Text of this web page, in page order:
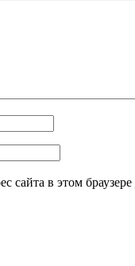
сайта в этом